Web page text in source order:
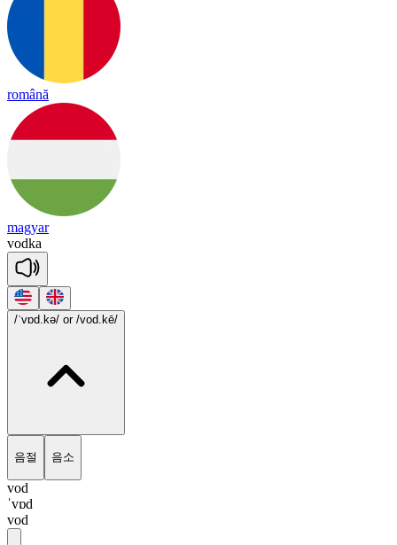
română
magyar
vodka
/ˈvɒd.kə/ or /vod.kē/
음절 음소
vod
ˈvɒd
vod